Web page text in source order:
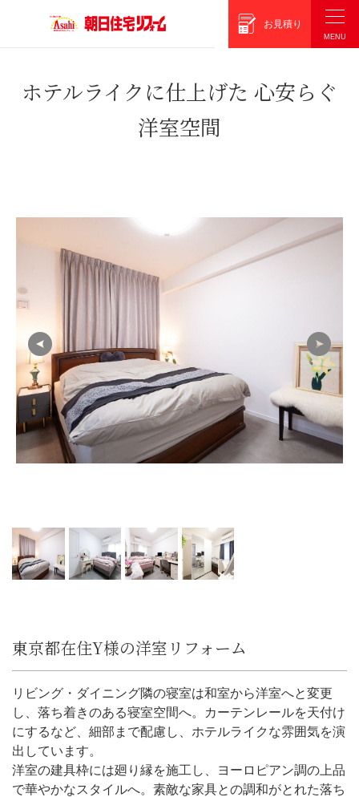
お見積り
ホテルライクに仕上げた 心安らぐ
洋室空間
東京都在住Y様の洋室リフォーム
リビング・ダイニング隣の寝室は和室から洋室へと変更
し、落ち着きのある寝室空間へ。カーテンレールを天付け
にするなど、細部まで配慮し、ホテルライクな雰囲気を演
出しています。
洋室の建具枠には廻り縁を施工し、ヨーロピアン調の上品
で華やかなスタイルへ。素敵な家具との調和がとれた落ち